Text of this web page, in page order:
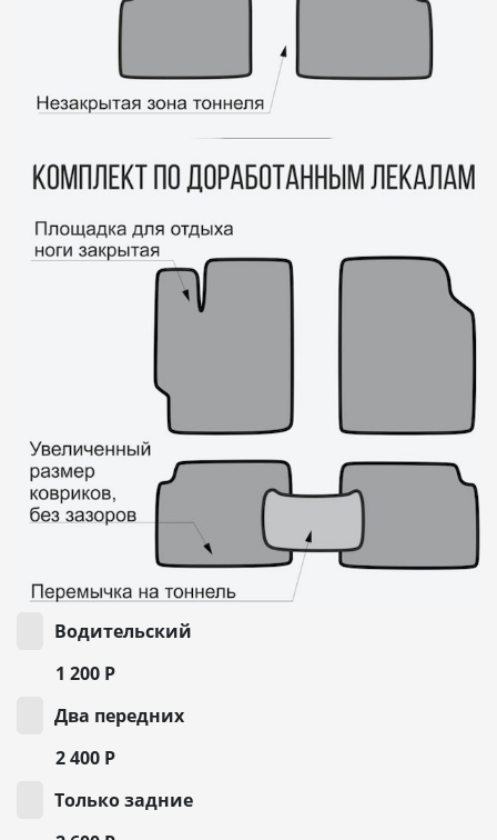
Водительский
1 200 Р
Два передних
2 400 Р
Только задние